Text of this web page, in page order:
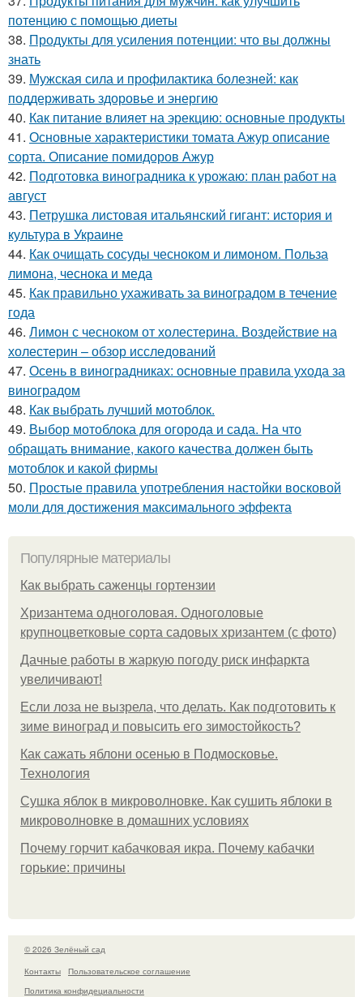
потенцию с помощью диеты
38. Продукты для усиления потенции: что вы должны
знать
39. Мужская сила и профилактика болезней: как
поддерживать здоровье и энергию
40. Как питание влияет на эрекцию: основные продукты
41. Основные характеристики томата Ажур описание
сорта. Описание помидоров Ажур
42. Подготовка виноградника к урожаю: план работ на
август
43. Петрушка листовая итальянский гигант: история и
культура в Украине
44. Как очищать сосуды чесноком и лимоном. Польза
лимона, чеснока и меда
45. Как правильно ухаживать за виноградом в течение
года
46. Лимон с чесноком от холестерина. Воздействие на
холестерин – обзор исследований
47. Осень в виноградниках: основные правила ухода за
виноградом
48. Как выбрать лучший мотоблок.
49. Выбор мотоблока для огорода и сада. На что
обращать внимание, какого качества должен быть
мотоблок и какой фирмы
50. Простые правила употребления настойки восковой
моли для достижения максимального эффекта
Популярные материалы
Как выбрать саженцы гортензии
Хризантема одноголовая. Одноголовые
крупноцветковые сорта садовых хризантем (с фото)
Дачные работы в жаркую погоду риск инфаркта
увеличивают!
Если лоза не вызрела, что делать. Как подготовить к
зиме виноград и повысить его зимостойкость?
Как сажать яблони осенью в Подмосковье.
Технология
Сушка яблок в микроволновке. Как сушить яблоки в
микроволновке в домашних условиях
Почему горчит кабачковая икра. Почему кабачки
горькие: причины
© 2026 Зелёный сад
Контакты
Пользовательское соглашение
Политика конфидециальности